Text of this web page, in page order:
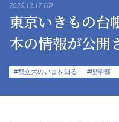
2025.12.17 UP
東京いきもの台
本の情報が公開
#都立大のいまを知る #理学部